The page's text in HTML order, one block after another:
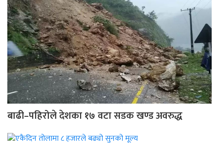
बाढी–पहिरोले देशका १७ वटा सडक खण्ड अवरुद्ध